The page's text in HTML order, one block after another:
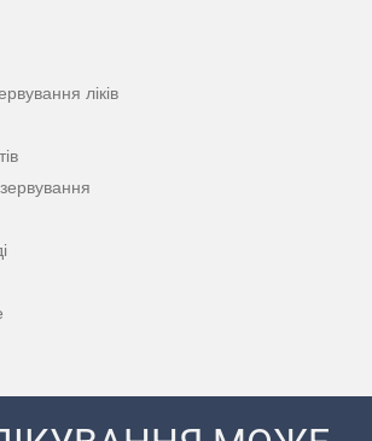
ліків